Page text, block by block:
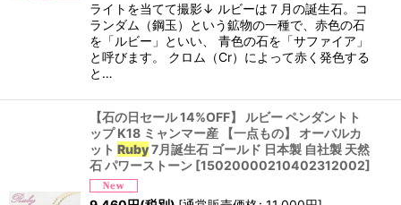
ライトを当てて撮影↓ ルビーは７月の誕生石。コ
ランダム（鋼玉）という鉱物の一種で、赤色の石
を「ルビー」といい、 青色の石を「サファイア」
と呼びます。 クロム（Cr）によって赤く発色する
と…
【石の日セール 14%OFF】 ルビー ペンダントト
ップ K18 ミャンマー産 【一点もの】 オーバルカ
ット Ruby7月誕生石 ゴールド 日本製 自社製 天然
石 パワーストーン [15020000210402312002]